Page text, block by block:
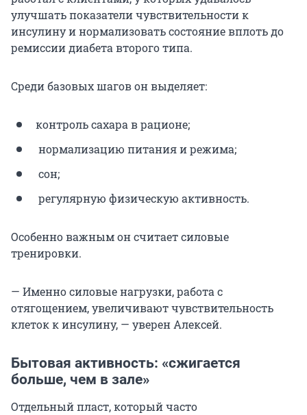
улучшать показатели чувствительности к
инсулину и нормализовать состояние вплоть до
ремиссии диабета второго типа.
Среди базовых шагов он выделяет:
контроль сахара в рационе;
нормализацию питания и режима;
сон;
регулярную физическую активность.
Особенно важным он считает силовые
тренировки.
— Именно силовые нагрузки, работа с
отягощением, увеличивают чувствительность
клеток к инсулину, — уверен Алексей.
Бытовая активность: «сжигается
больше, чем в зале»
Отдельный пласт, который часто